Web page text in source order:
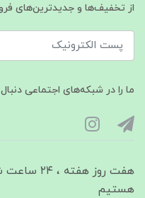
از تخفیف‌ها و جدیدترین‌های
ما را در شبکه‌های اجتماعی
هفت روز
هستیم